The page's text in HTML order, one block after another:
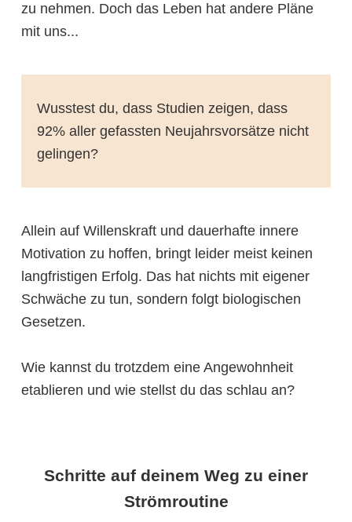
zu nehmen. Doch das Leben hat andere Pläne
mit uns...
Wusstest du, dass Studien zeigen, dass
92% aller gefassten Neujahrsvorsätze nicht
gelingen?
Allein auf Willenskraft und dauerhafte innere
Motivation zu hoffen, bringt leider meist keinen
langfristigen Erfolg. Das hat nichts mit eigener
Schwäche zu tun, sondern folgt biologischen
Gesetzen.
Wie kannst du trotzdem eine Angewohnheit
etablieren und wie stellst du das schlau an?
Schritte auf deinem Weg zu einer
Strömroutine